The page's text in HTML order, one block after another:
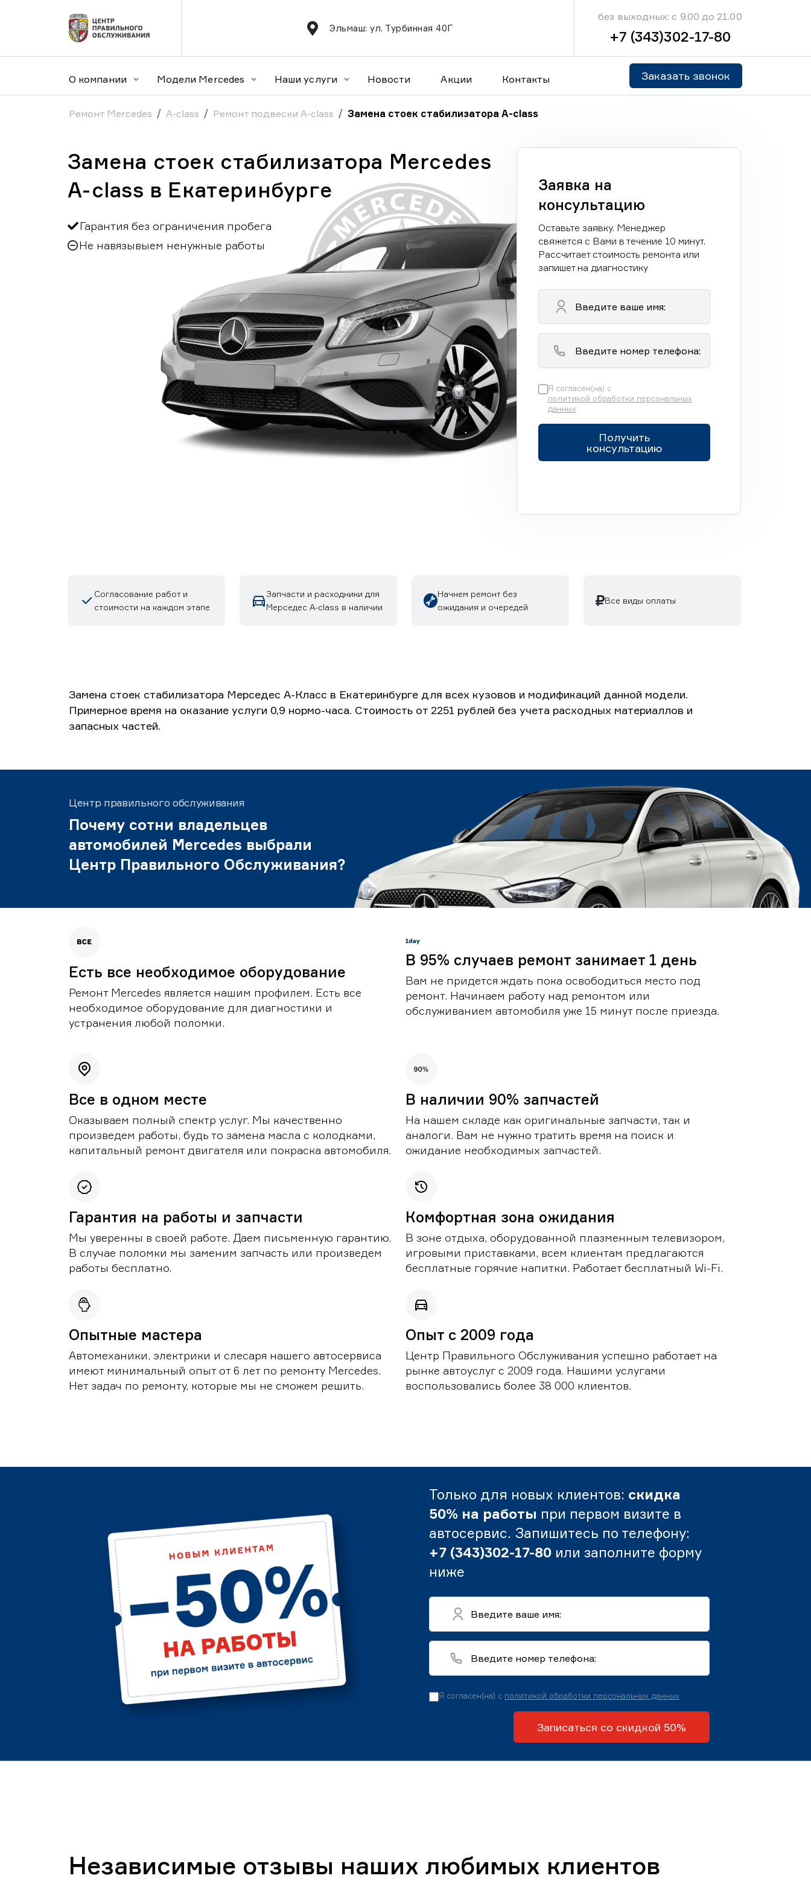
Эльмаш: ул. Турбинная 40Г
без выходных: с 9.00 до 21.00
+7 (343)302-17-80
О компании Модели Mercedes Наши услуги Новости Акции Контакты Заказать звонок
Ремонт Mercedes A-class Ремонт подвески A-class Замена стоек стабилизатора A-class
Замена стоек стабилизатора Mercedes
A-class в Екатеринбурге
Гарантия без ограничения пробега
Не навязывыем ненужные работы
Заявка на
консультацию
Оставьте заявку. Менеджер
свяжется с Вами в течение 10 минут.
Рассчитает стоимость ремонта или
запишет на диагностику
Я согласен(на) с
политикой обработки персональных
данных
Получить
консультацию
Согласование работ и
стоимости на каждом этапе
Запчасти и расходники для
Мерседес A-class в наличии
Начнем ремонт без
ожидания и очередей
Все виды оплаты
Замена стоек стабилизатора Мерседес А-Класс в Екатеринбурге для всех кузовов и модификаций данной модели.
Примерное время на оказание услуги 0,9 нормо-часа. Стоимость от 2251 рублей без учета расходных материаллов и
запасных частей.
Центр правильного обслуживания
Почему сотни владельцев
автомобилей Mercedes выбрали
Центр Правильного Обслуживания?
Есть все необходимое оборудование
Ремонт Mercedes является нашим профилем. Есть все
необходимое оборудование для диагностики и
устранения любой поломки.
В 95% случаев ремонт занимает 1 день
Вам не придется ждать пока освободиться место под
ремонт. Начинаем работу над ремонтом или
обслуживанием автомобиля уже 15 минут после приезда.
Все в одном месте
Оказываем полный спектр услуг. Мы качественно
произведем работы, будь то замена масла с колодками,
капитальный ремонт двигателя или покраска автомобиля.
В наличии 90% запчастей
На нашем складе как оригинальные запчасти, так и
аналоги. Вам не нужно тратить время на поиск и
ожидание необходимых запчастей.
Гарантия на работы и запчасти
Мы уверенны в своей работе. Даем письменную гарантию.
В случае поломки мы заменим запчасть или произведем
работы бесплатно.
Комфортная зона ожидания
В зоне отдыха, оборудованной плазменным телевизором,
игровыми приставками, всем клиентам предлагаются
бесплатные горячие напитки. Работает бесплатный Wi-Fi.
Опытные мастера
Автомеханики, электрики и слесаря нашего автосервиса
имеют минимальный опыт от 6 лет по ремонту Mercedes.
Нет задач по ремонту, которые мы не сможем решить.
Опыт с 2009 года
Центр Правильного Обслуживания успешно работает на
рынке автоуслуг с 2009 года. Нашими услугами
воспользовались более 38 000 клиентов.
Только для новых клиентов: скидка
50% на работы при первом визите в
автосервис. Запишитесь по телефону:
+7 (343)302-17-80 или заполните форму
ниже
Я согласен(на) с политикой обработки персональных данных
Записаться со скидкой 50%
Независимые отзывы наших любимых клиентов